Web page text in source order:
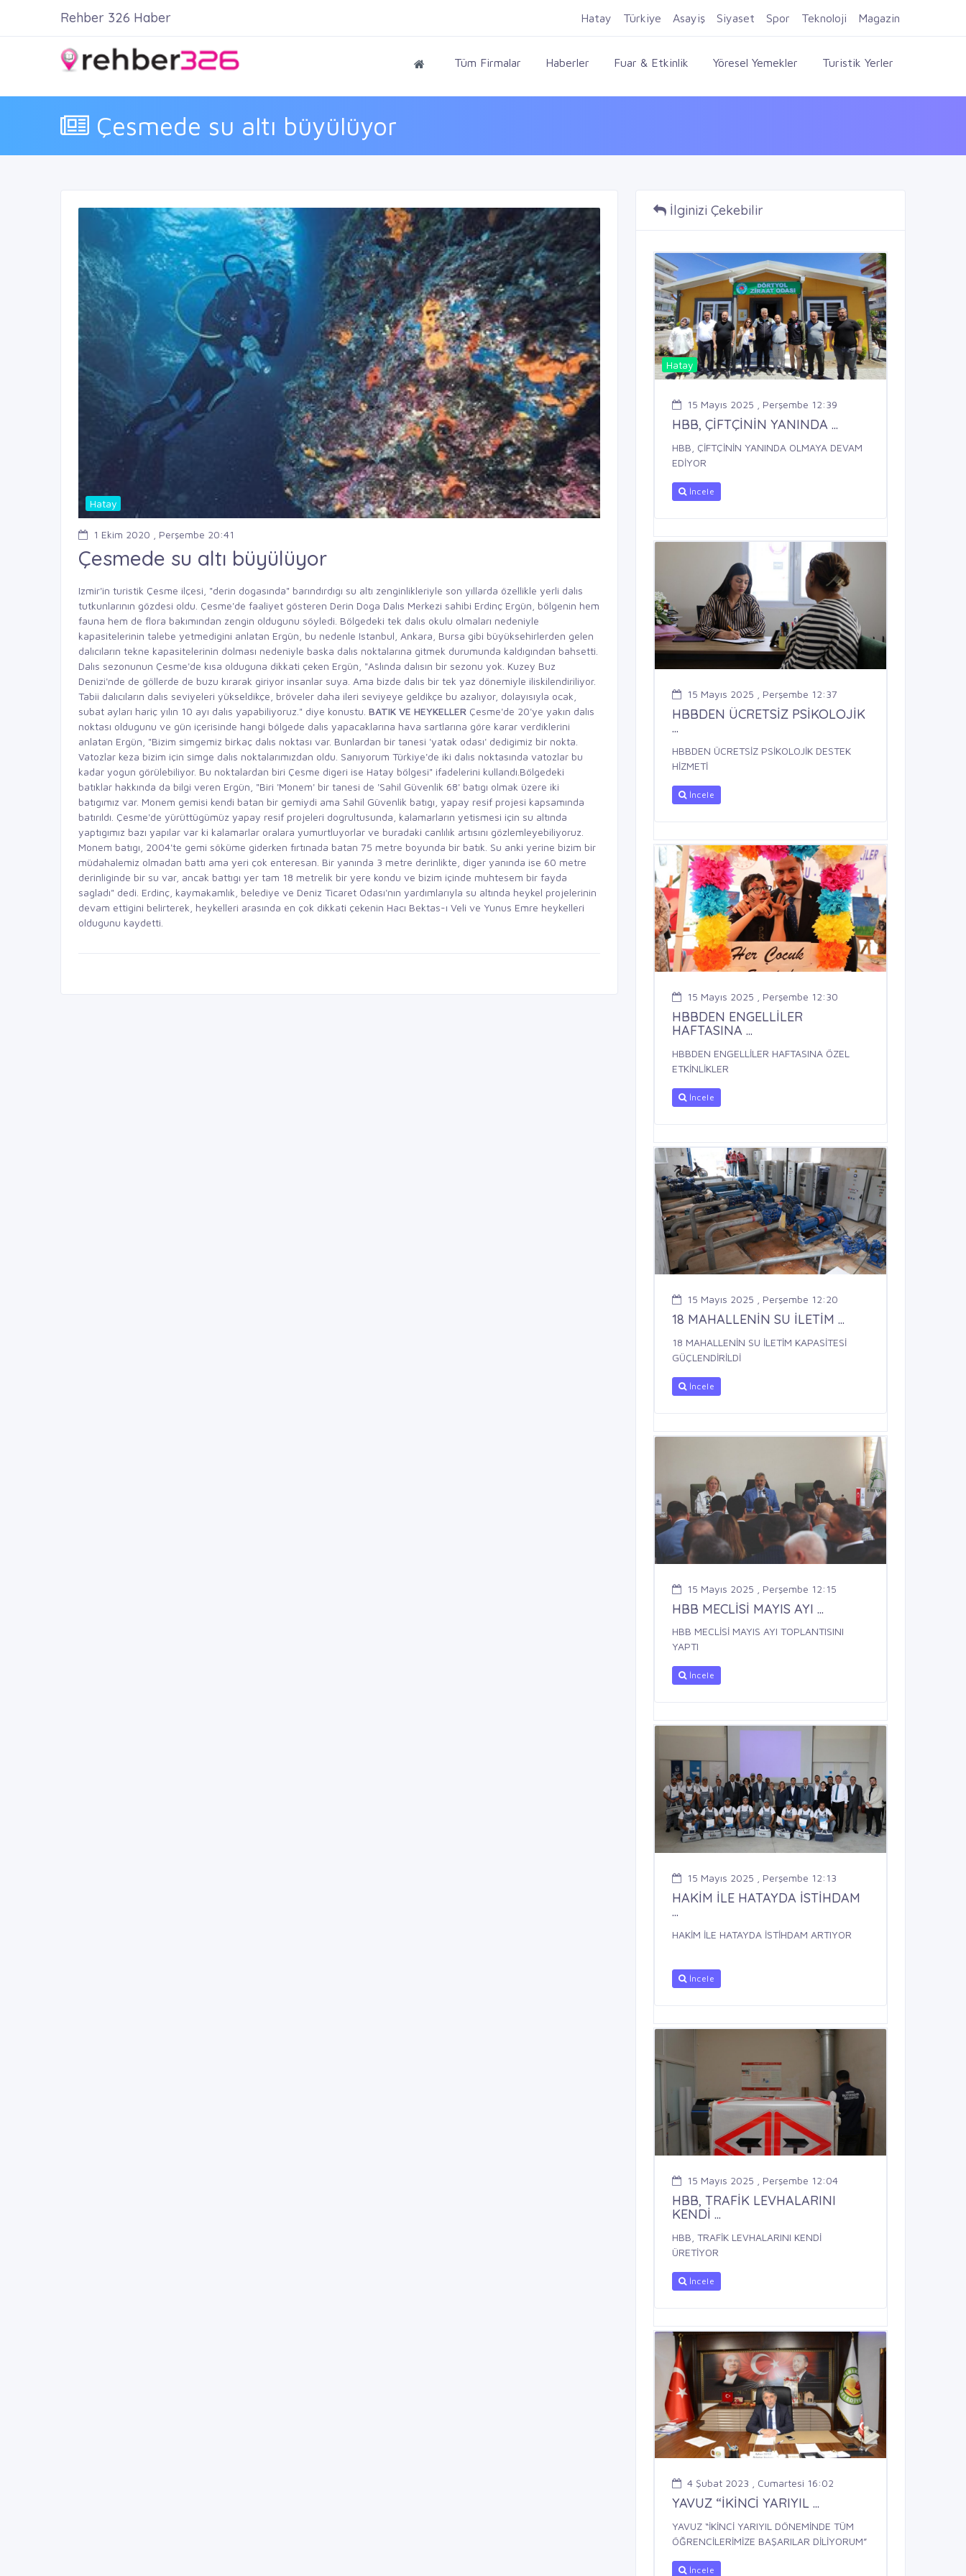
Firma Ekle Kayıt Ol Giriş Yap
Tüm Firmalar Haberler Fuar & Etkinlik Yöresel Yemekler Turistik Yerler
Çesmede su altı büyülüyor
Rehber 326 Haber Hatay Türkiye Asayiş Siyaset Spor Teknoloji Magazin
Hatay
1 Ekim 2020 , Perşembe 20:41
Çesmede su altı büyülüyor
Izmir'in turistik Çesme ilçesi, "derin dogasında" barındırdıgı su altı zenginlikleriyle son yıllarda özellikle yerli dalıs
tutkunlarının gözdesi oldu. Çesme'de faaliyet gösteren Derin Doga Dalıs Merkezi sahibi Erdinç Ergün, bölgenin hem
fauna hem de flora bakımından zengin oldugunu söyledi. Bölgedeki tek dalıs okulu olmaları nedeniyle
kapasitelerinin talebe yetmedigini anlatan Ergün, bu nedenle Istanbul, Ankara, Bursa gibi büyüksehirlerden gelen
dalıcıların tekne kapasitelerinin dolması nedeniyle baska dalıs noktalarına gitmek durumunda kaldıgından bahsetti.
Dalıs sezonunun Çesme'de kısa olduguna dikkati çeken Ergün, "Aslında dalısın bir sezonu yok. Kuzey Buz
Denizi'nde de göllerde de buzu kırarak giriyor insanlar suya. Ama bizde dalıs bir tek yaz dönemiyle iliskilendiriliyor.
Tabii dalıcıların dalıs seviyeleri yükseldikçe, bröveler daha ileri seviyeye geldikçe bu azalıyor, dolayısıyla ocak,
subat ayları hariç yılın 10 ayı dalıs yapabiliyoruz." diye konustu. BATIK VE HEYKELLER Çesme'de 20'ye yakın dalıs
noktası oldugunu ve gün içerisinde hangi bölgede dalıs yapacaklarına hava sartlarına göre karar verdiklerini
anlatan Ergün, "Bizim simgemiz birkaç dalıs noktası var. Bunlardan bir tanesi 'yatak odası' dedigimiz bir nokta.
Vatozlar keza bizim için simge dalıs noktalarımızdan oldu. Sanıyorum Türkiye'de iki dalıs noktasında vatozlar bu
kadar yogun görülebiliyor. Bu noktalardan biri Çesme digeri ise Hatay bölgesi" ifadelerini kullandı.Bölgedeki
batıklar hakkında da bilgi veren Ergün, "Biri 'Monem' bir tanesi de 'Sahil Güvenlik 68' batıgı olmak üzere iki
batıgımız var. Monem gemisi kendi batan bir gemiydi ama Sahil Güvenlik batıgı, yapay resif projesi kapsamında
batırıldı. Çesme'de yürüttügümüz yapay resif projeleri dogrultusunda, kalamarların yetismesi için su altında
yaptıgımız bazı yapılar var ki kalamarlar oralara yumurtluyorlar ve buradaki canlılık artısını gözlemleyebiliyoruz.
Monem batıgı, 2004'te gemi söküme giderken fırtınada batan 75 metre boyunda bir batık. Su anki yerine bizim bir
müdahalemiz olmadan battı ama yeri çok enteresan. Bir yanında 3 metre derinlikte, diger yanında ise 60 metre
derinliginde bir su var, ancak battıgı yer tam 18 metrelik bir yere kondu ve bizim içinde muhtesem bir fayda
sagladı" dedi. Erdinç, kaymakamlık, belediye ve Deniz Ticaret Odası'nın yardımlarıyla su altında heykel projelerinin
devam ettigini belirterek, heykelleri arasında en çok dikkati çekenin Hacı Bektas-ı Veli ve Yunus Emre heykelleri
oldugunu kaydetti.
İlginizi Çekebilir
Hatay
15 Mayıs 2025 , Perşembe 12:39
HBB, ÇİFTÇİNİN YANINDA ...
HBB, ÇİFTÇİNİN YANINDA OLMAYA DEVAM
EDİYOR
İncele
15 Mayıs 2025 , Perşembe 12:37
HBBDEN ÜCRETSİZ PSİKOLOJİK
...
HBBDEN ÜCRETSİZ PSİKOLOJİK DESTEK
HİZMETİ
İncele
15 Mayıs 2025 , Perşembe 12:30
HBBDEN ENGELLİLER
HAFTASINA ...
HBBDEN ENGELLİLER HAFTASINA ÖZEL
ETKİNLİKLER
İncele
15 Mayıs 2025 , Perşembe 12:20
18 MAHALLENİN SU İLETİM ...
18 MAHALLENİN SU İLETİM KAPASİTESİ
GÜÇLENDİRİLDİ
İncele
15 Mayıs 2025 , Perşembe 12:15
HBB MECLİSİ MAYIS AYI ...
HBB MECLİSİ MAYIS AYI TOPLANTISINI
YAPTI
İncele
15 Mayıs 2025 , Perşembe 12:13
HAKİM İLE HATAYDA İSTİHDAM
...
HAKİM İLE HATAYDA İSTİHDAM ARTIYOR
İncele
15 Mayıs 2025 , Perşembe 12:04
HBB, TRAFİK LEVHALARINI
KENDİ ...
HBB, TRAFİK LEVHALARINI KENDİ
ÜRETİYOR
İncele
4 Şubat 2023 , Cumartesi 16:02
YAVUZ “İKİNCİ YARIYIL ...
YAVUZ “İKİNCİ YARIYIL DÖNEMİNDE TÜM
ÖĞRENCİLERİMİZE BAŞARILAR DİLİYORUM”
İncele